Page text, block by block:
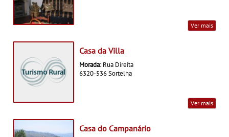
Ver mais
Casa da Villa
Morada: Rua Direita
6320-536 Sortelha
Ver mais
Casa do Campanário